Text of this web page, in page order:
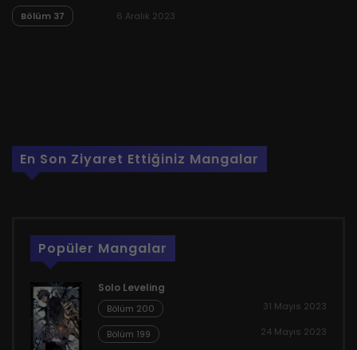
Bölüm 37 6 Aralık 2023
En Son Ziyaret Ettiğiniz Mangalar
Popüler Mangalar
Solo Leveling
Bölüm 200 31 Mayıs 2023
Bölüm 199 24 Mayıs 2023